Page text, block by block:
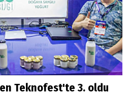
Teknofest'te 3. oldu